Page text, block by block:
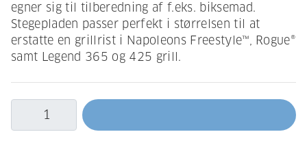
egner sig til tilberedning af f.eks. biksemad.
Stegepladen passer perfekt i størrelsen til at
erstatte en grillrist i Napoleons Freestyle™, Rogue®
samt Legend 365 og 425 grill.